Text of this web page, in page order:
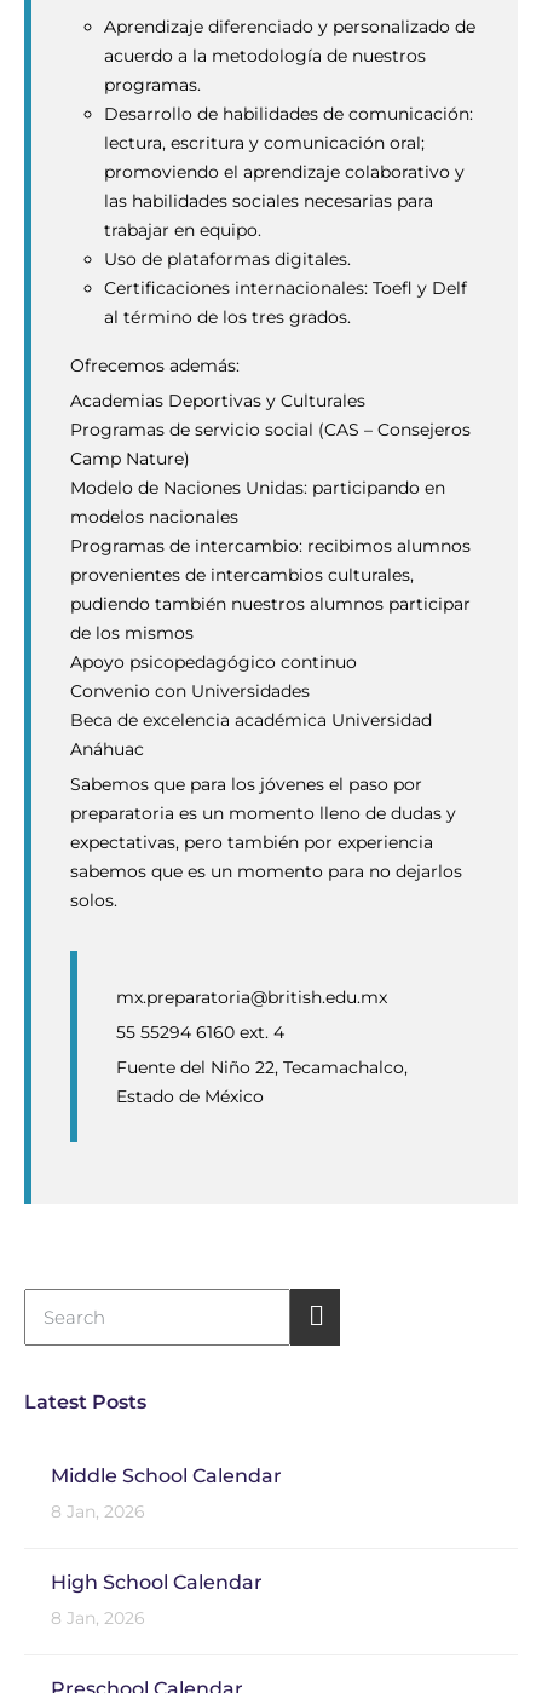
Aprendizaje diferenciado y personalizado de
acuerdo a la metodología de nuestros
programas.
Desarrollo de habilidades de comunicación:
lectura, escritura y comunicación oral;
promoviendo el aprendizaje colaborativo y
las habilidades sociales necesarias para
trabajar en equipo.
Uso de plataformas digitales.
Certificaciones internacionales: Toefl y Delf
al término de los tres grados.
Ofrecemos además:
Academias Deportivas y Culturales
Programas de servicio social (CAS – Consejeros
Camp Nature)
Modelo de Naciones Unidas: participando en
modelos nacionales
Programas de intercambio: recibimos alumnos
provenientes de intercambios culturales,
pudiendo también nuestros alumnos participar
de los mismos
Apoyo psicopedagógico continuo
Convenio con Universidades
Beca de excelencia académica Universidad
Anáhuac
Sabemos que para los jóvenes el paso por
preparatoria es un momento lleno de dudas y
expectativas, pero también por experiencia
sabemos que es un momento para no dejarlos
solos.
mx.preparatoria@british.edu.mx
55 55294 6160 ext. 4
Fuente del Niño 22, Tecamachalco,
Estado de México
Latest Posts
Middle School Calendar
8 Jan, 2026
High School Calendar
8 Jan, 2026
Preschool Calendar